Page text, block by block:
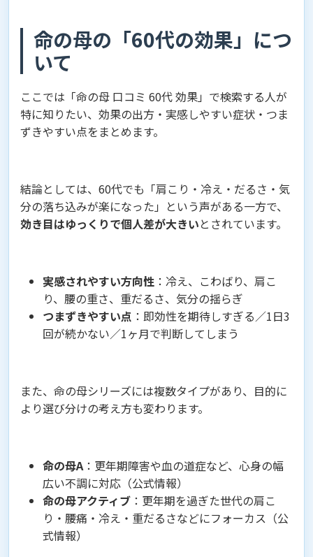
命の母の「60代の効果」につ
いて
ここでは「命の母 口コミ 60代 効果」で検索する人が
特に知りたい、効果の出方・実感しやすい症状・つま
ずきやすい点をまとめます。
結論としては、60代でも「肩こり・冷え・だるさ・気
分の落ち込みが楽になった」という声がある一方で、
効き目はゆっくりで個人差が大きいとされています。
実感されやすい方向性 ：冷え、こわばり、肩こ
り、腰の重さ、重だるさ、気分の揺らぎ
つまずきやすい点 ：即効性を期待しすぎる／1日3
回が続かない／1ヶ月で判断してしまう
また、命の母シリーズには複数タイプがあり、目的に
より選び分けの考え方も変わります。
命の母A：更年期障害や血の道症など、心身の幅
広い不調に対応（公式情報）
命の母アクティブ ：更年期を過ぎた世代の肩こ
り・腰痛・冷え・重だるさなどにフォーカス（公
式情報）